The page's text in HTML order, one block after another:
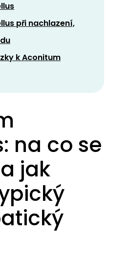
při nachlazení,
k Aconitum
na co se
jak